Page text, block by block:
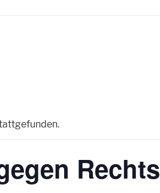
Rechts